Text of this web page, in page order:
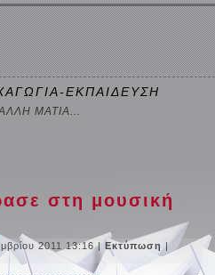
ΕΚΠΑΙΔΕΥΣΗ
ΜΑΤΙΑ...
στη μουσική
2011 13:16|Εκτύπωση|